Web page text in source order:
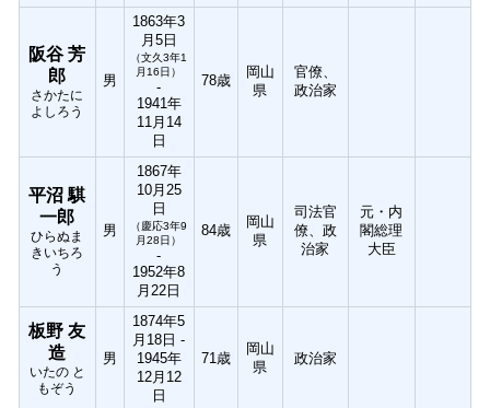
阪谷 芳
郎
さかたに
よしろう
男
1863年3
月5日
（文久3年1
月16日）
-
1941年
11月14
日
78歳
岡山
県
官僚、
政治家
平沼 騏
一郎
ひらぬま
きいちろ
う
男
1867年
10月25
日
（慶応3年9
月28日）
-
1952年8
月22日
84歳
岡山
県
司法官
僚、政
治家
元・内
閣総理
大臣
板野 友
造
いたの と
もぞう
男
1874年5
月18日 -
1945年
12月12
日
71歳
岡山
県
政治家